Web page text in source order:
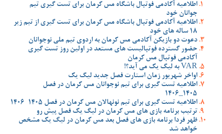
اطلاعیه آکادمی فوتبال باشگاه مس کرمان برای تست گیری تیم
جوانان خود
اطلاعیه آکادمی فوتبال باشگاه مس کرمان برای تست گیری از تیم زیر
18 ساله های خود
دعوت دو بازیکن آکادمی مس کرمان به اردوی تیم ملی نوجوانان
حضور گسترده فوتبالیست های مستعد در اولین روز تست گیری
آکادمی فوتبال مس کرمان
VAR به لیگ یک می آید؟!
اواخر شهریور زمان استارت فصل جدید لیگ یک
اطلاعیه تست گیری برای تیم نوجوانان مس کرمان در فصل
1405_1406
اطلاعیه تست گیری برای تیم نونهالان مس کرمان در فصل 1405-1406
ترتیب برنامه بازی های مس کرمان در لیگ یک فصل پیش رو
ظهر فردا برنامه بازی های فصل بعد مس کرمان در لیگ یک مشخص
خواهد شد